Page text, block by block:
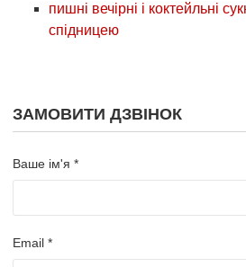
пишні вечірні і коктейльні
спідницею
ЗАМОВИТИ ДЗВІНОК
Ваше ім'я *
Email *